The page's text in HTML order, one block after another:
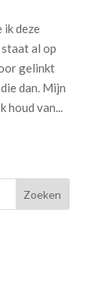
ik deze
al op
gelinkt
dan. Mijn
houd van...